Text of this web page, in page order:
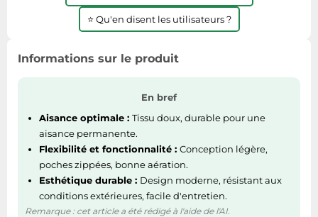
⭐ Qu'en disent les utilisateurs ?
Informations sur le produit
En bref
Aisance optimale : Tissu doux, durable pour une
aisance permanente.
Flexibilité et fonctionnalité : Conception légère,
poches zippées, bonne aération.
Esthétique durable : Design moderne, résistant aux
conditions extérieures, facile d'entretien.
Remarque : cet article a été rédigé à l'aide de l'AI.